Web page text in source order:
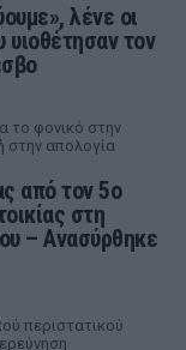
λένε οι
υιοθέτησαν τον
το φονικό στην
στην απολογία
από τον 5ο
στη
– Ανασύρθηκε
περιστατικού